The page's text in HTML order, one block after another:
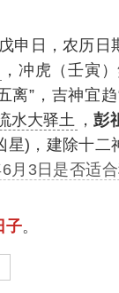
申日，农历
，冲虎（壬寅
”，吉神宜
水大驿土 ，彭
星)，建除十
月3日是否适
子。